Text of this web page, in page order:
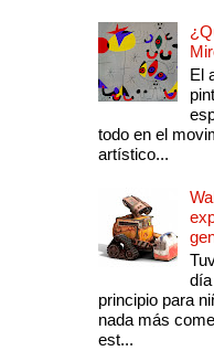
El
todo en el
artístico...
principio para
nada más
est...